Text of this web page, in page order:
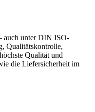
auch unter DIN ISO-
Qualitätskontrolle,
Qualität und
die Liefersicherheit im